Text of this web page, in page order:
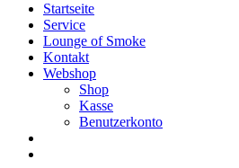
Startseite
Service
Lounge of Smoke
Kontakt
Webshop
Shop
Kasse
Benutzerkonto